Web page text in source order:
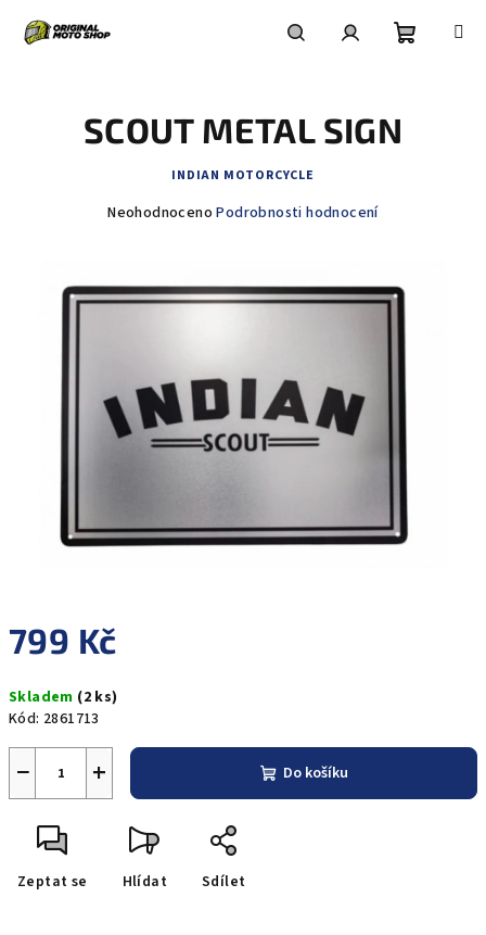
799 Kč
cena:
Skladem (2 ks)
Kód: 2861713
+
− Do košíku
Zeptat se Hlídat Sdílet
SCOUT METAL SIGN
INDIAN MOTORCYCLE
Průměrné
0,0
Neohodnoceno Podrobnosti hodnocení